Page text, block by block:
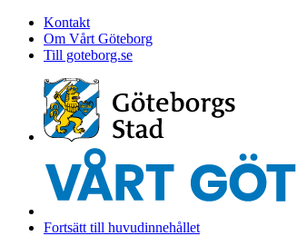
Kontakt
Om Vårt Göteborg
Till goteborg.se
Fortsätt till huvudinnehållet